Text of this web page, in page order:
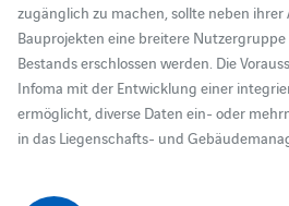
zugänglich zu machen, sollte neben
Bauprojekten eine breitere
Bestands erschlossen werden. Die
Infoma mit der Entwicklung einer
ermöglicht, diverse Daten ein- oder
in das Liegenschafts- und